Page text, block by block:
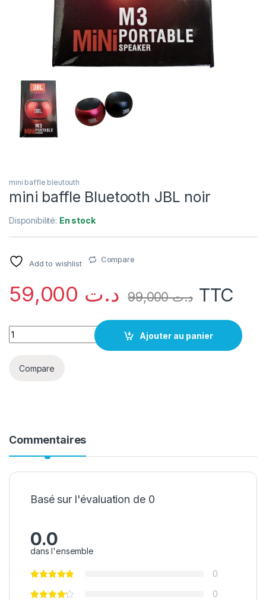
mini baffle bleutouth
mini baffle Bluetooth JBL noir
Disponibilité: En stock
Add to wishlist Compare
د.ت د.ت99,000 TTC
quantité mini baffle Bluetooth JBL noir
Ajouter au panier
Compare
Commentaires
Basé sur l'évaluation de 0
0.0
dans l'ensemble
0
0